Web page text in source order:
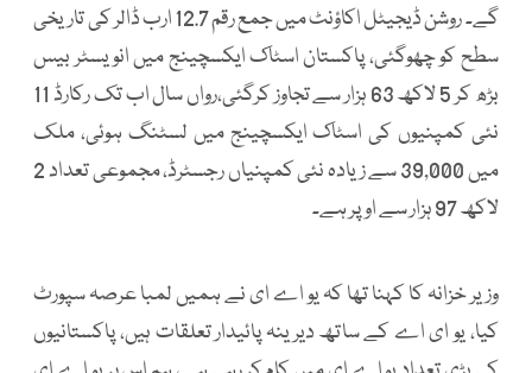
گے۔ روشن ڈیجیٹل اکاؤنٹ میں جمع رقم 12.7 ارب ڈالر کی تاریخی
سطح کو چھوگئی، پاکستان اسٹاک ایکسچینج میں انویسٹر بیس
بڑھ کر 5 لاکھ 63 ہزار سے تجاوز کرگئی،رواں سال اب تک رکارڈ 11
نئی کمپنیوں کی اسٹاک ایکسچینج میں لسٹنگ ہوئی، ملک
میں 39,000 سے زیادہ نئی کمپنیاں رجسٹرڈ، مجموعی تعداد 2
لاکھ 97 ہزار سے اوپر ہے۔
وزیر خزانہ کا کہنا تھا کہ یو اے ای نے ہمیں لمبا عرصہ سپورٹ
کیا، یو ای اے کے ساتھ دیرینہ پائیدار تعلقات ہیں، پاکستانیوں